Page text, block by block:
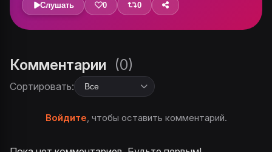
Слушать 0 0
Комментарии (0)
Сортировать:
Войдите, чтобы оставить комментарий.